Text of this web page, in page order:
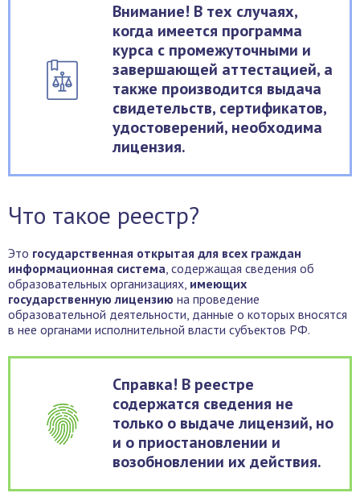
Внимание! В тех случаях,
когда имеется программа
курса с промежуточными и
завершающей аттестацией, а
также производится выдача
свидетельств, сертификатов,
удостоверений, необходима
лицензия.
Что такое реестр?
Это государственная открытая для всех граждан
информационная система, содержащая сведения об
образовательных организациях, имеющих
государственную лицензию на проведение
образовательной деятельности, данные о которых вносятся
в нее органами исполнительной власти субъектов РФ.
Справка! В реестре
содержатся сведения не
только о выдаче лицензий, но
и о приостановлении и
возобновлении их действия.